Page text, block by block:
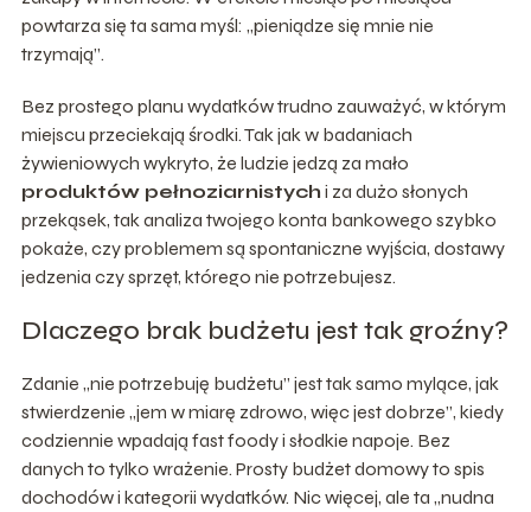
powtarza się ta sama myśl: „pieniądze się mnie nie
trzymają”.
Bez prostego planu wydatków trudno zauważyć, w którym
miejscu przeciekają środki. Tak jak w badaniach
żywieniowych wykryto, że ludzie jedzą za mało
produktów pełnoziarnistych i za dużo słonych
przekąsek, tak analiza twojego konta bankowego szybko
pokaże, czy problemem są spontaniczne wyjścia, dostawy
jedzenia czy sprzęt, którego nie potrzebujesz.
Dlaczego brak budżetu jest tak groźny?
Zdanie „nie potrzebuję budżetu” jest tak samo mylące, jak
stwierdzenie „jem w miarę zdrowo, więc jest dobrze”, kiedy
codziennie wpadają fast foody i słodkie napoje. Bez
danych to tylko wrażenie. Prosty budżet domowy to spis
dochodów i kategorii wydatków. Nic więcej, ale ta „nudna